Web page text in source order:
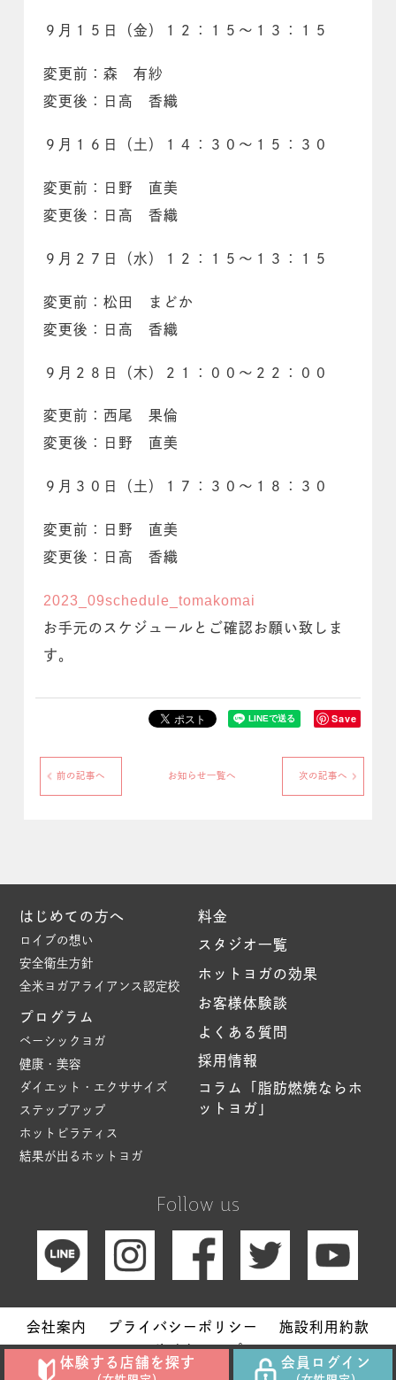
９月１５日（金）１２：１５～１３：１５
変更前：森 有紗
変更後：日高 香織
９月１６日（土）１４：３０～１５：３０
変更前：日野 直美
変更後：日高 香織
９月２７日（水）１２：１５～１３：１５
変更前：松田 まどか
変更後：日高 香織
９月２８日（木）２１：００～２２：００
変更前：西尾 果倫
変更後：日野 直美
９月３０日（土）１７：３０～１８：３０
変更前：日野 直美
変更後：日高 香織
2023_09schedule_tomakomai
お手元のスケジュールとご確認お願い致しま
す。
Save
前の記事へ お知らせ一覧へ 次の記事へ
Follow us
はじめての方へ
ロイブの想い
安全衛生方針
全米ヨガアライアンス認定校
プログラム
ベーシックヨガ
健康・美容
ダイエット・エクササイズ
ステップアップ
ホットピラティス
結果が出るホットヨガ
料金
スタジオ一覧
ホットヨガの効果
お客様体験談
よくある質問
採用情報
コラム「脂肪燃焼ならホ
ットヨガ」
会社案内 プライバシーポリシー
施設利用約款
サイトマップ
Copyright © Hot Yoga Studio loIve. All Rights Reserved.
体験する店舗を探す 会員ログイン